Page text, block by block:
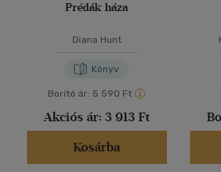
Prédák háza
Diana Hunt
Könyv
Borító ár: 5 590 Ft
Akciós ár: 3 913 Ft
Kosárba